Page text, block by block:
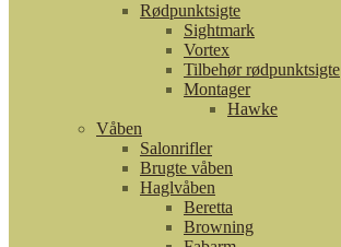
Rødpunktsigte
Sightmark
Vortex
Tilbehør rødpunktsigte
Montager
Hawke
Våben
Salonrifler
Brugte våben
Haglvåben
Beretta
Browning